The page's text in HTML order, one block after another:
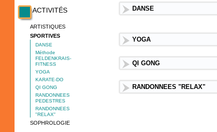
ACTIVITÉS
ARTISTIQUES
SPORTIVES
DANSE
Méthode
FELDENKRAIS-
FITNESS
YOGA
KARATE-DO
QI GONG
RANDONNEES
PEDESTRES
RANDONNEES
"RELAX"
SOPHROLOGIE
DANSE
YOGA
QI GONG
RANDONNEES "RELAX"